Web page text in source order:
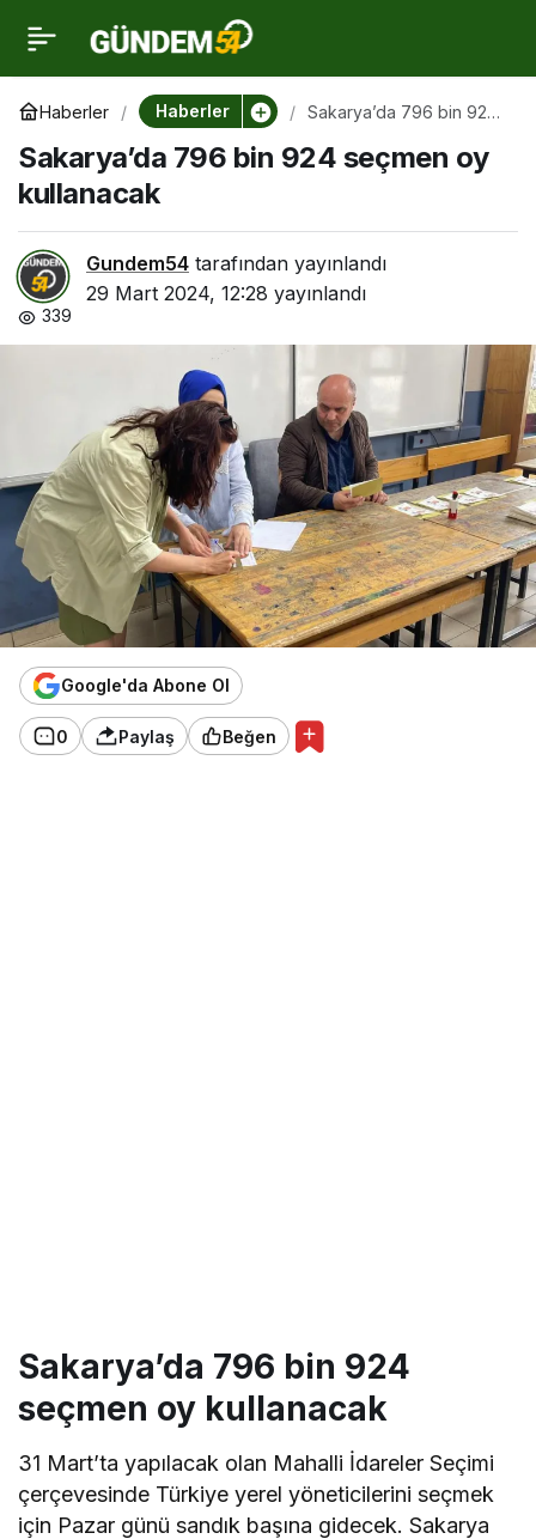
Haberler Haberler
Sakarya’da 796 bin 924
Sakarya’da 796 bin 924 seçmen oy
kullanacak
Gundem54 tarafından yayınlandı
29 Mart 2024, 12:28 yayınlandı
339
Google'da Abone Ol
0 Paylaş Beğen
Sakarya’da 796 bin 924
seçmen oy kullanacak
31 Mart’ta yapılacak olan Mahalli İdareler Seçimi
çerçevesinde Türkiye yerel yöneticilerini seçmek
için Pazar günü sandık başına gidecek. Sakarya
Sakarya’da 796 bin 924
seçmen oy kullanacak